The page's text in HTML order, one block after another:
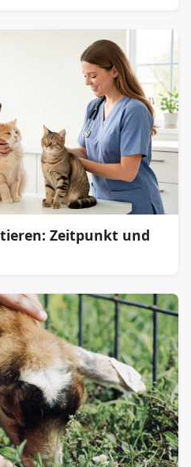
Zeitpunkt und